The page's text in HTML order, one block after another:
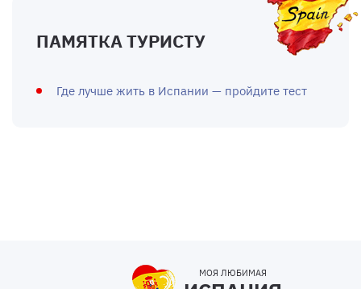
ПАМЯТКА ТУРИСТУ
Где лучше жить в Испании — пройдите тест
МОЯ ЛЮБИМАЯ